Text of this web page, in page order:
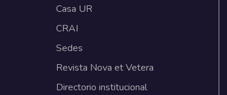
Casa UR
CRAI
Sedes
Revista Nova et Vetera
Directorio institucional